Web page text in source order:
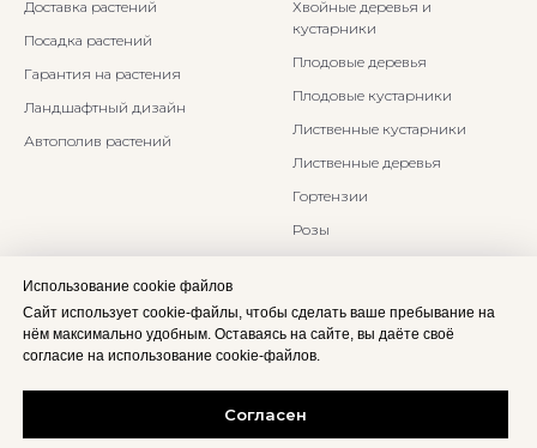
Доставка растений
Посадка растений
Гарантия на растения
Ландшафтный дизайн
Автополив растений
Хвойные деревья и
кустарники
Плодовые деревья
Плодовые кустарники
Лиственные кустарники
Лиственные деревья
Гортензии
Розы
Злаки и травы
Использование cookie файлов
Сайт использует cookie-файлы, чтобы сделать ваше пребывание на
нём максимально удобным. Оставаясь на сайте, вы даёте своё
согласие на использование cookie-файлов.
Согласен